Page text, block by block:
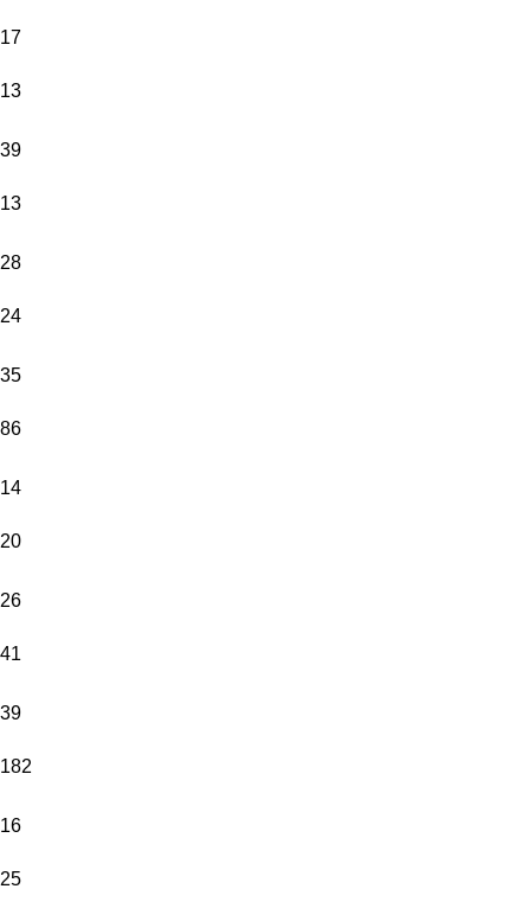
17
13
39
13
28
24
35
86
14
20
26
41
39
182
16
25